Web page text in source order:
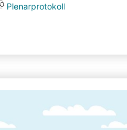
Plenarprotokoll